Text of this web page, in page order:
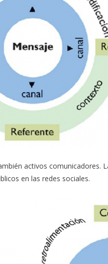
activos comunicadores.
en las redes sociales.